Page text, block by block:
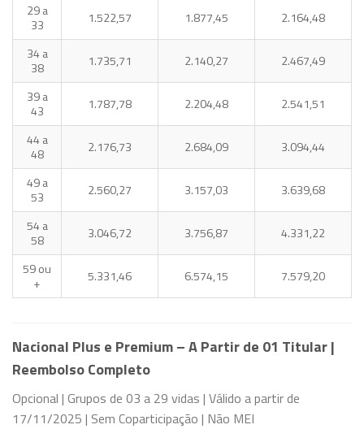
29 a
33
1.522,57 1.877,45
2.164,48
34 a
38
1.735,71 2.140,27
2.467,49
39 a
43
1.787,78 2.204,48
2.541,51
44 a
48
2.176,73 2.684,09
3.094,44
49 a
53
2.560,27 3.157,03
3.639,68
54 a
58
3.046,72 3.756,87
4.331,22
59 ou
+
5.331,46 6.574,15 7.579,20
Nacional Plus e Premium – A Partir de 01 Titular |
Reembolso Completo
Opcional | Grupos de 03 a 29 vidas | Válido a partir de
17/11/2025 | Sem Coparticipação | Não MEI